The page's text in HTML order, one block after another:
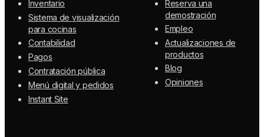
Inventario
Sistema de visualización
para cocinas
Contabilidad
Pagos
Contratación pública
Menú digital y pedidos
Instant Site
Reserva una
demostración
Empleo
Actualizaciones de
productos
Blog
Opiniones